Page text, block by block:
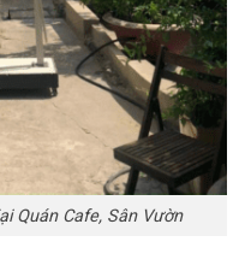
Quán Cafe, Sân Vườn